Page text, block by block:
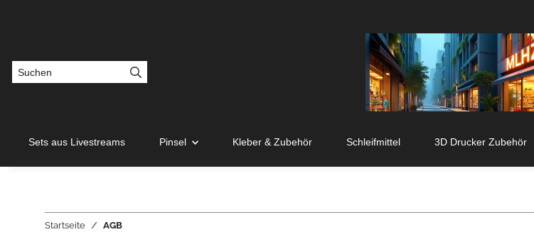
Sets aus Livestreams Pinsel Kleber & Zubehör Schleifmittel 3D Drucker Zubehör
Startseite AGB